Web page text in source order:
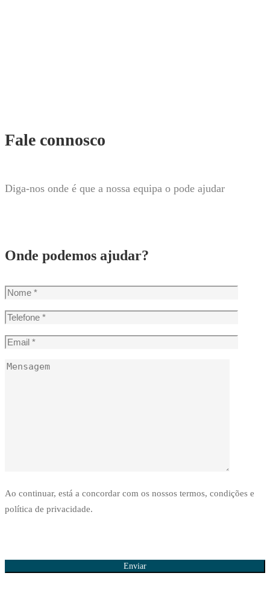
Fale connosco
Diga-nos onde é que a nossa equipa o pode ajudar
Onde podemos ajudar?
Ao continuar, está a concordar com os nossos termos, condições e
política de privacidade.